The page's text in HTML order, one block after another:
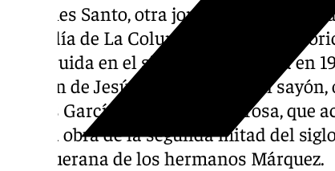
El Lunes Santo, otra jornada
Cofradía de La Columna desde la
construida en el siglo XVI. Fundada en
imagen de Jesús flagelado por un
Carlos García. La Virgen Dolorosa, que
es una obra de la segunda mitad del
antequerana de los hermanos Márquez.